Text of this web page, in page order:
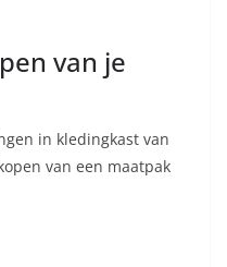
van je
in kledingkast van
van een maatpak